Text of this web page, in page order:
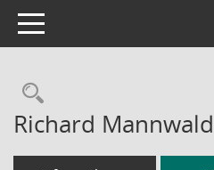
Toggle navigation
Rechercheauswahl
Richard Mannwald